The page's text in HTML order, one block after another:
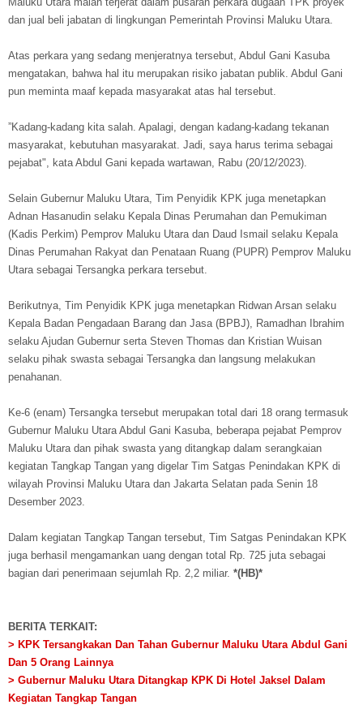
dan jual beli jabatan di lingkungan Pemerintah Provinsi Maluku Utara.
Atas perkara yang sedang menjeratnya tersebut, Abdul Gani Kasuba
mengatakan, bahwa hal itu merupakan risiko jabatan publik. Abdul Gani
pun meminta maaf kepada masyarakat atas hal tersebut.
”Kadang-kadang kita salah. Apalagi, dengan kadang-kadang tekanan
masyarakat, kebutuhan masyarakat. Jadi, saya harus terima sebagai
pejabat", kata Abdul Gani kepada wartawan, Rabu (20/12/2023).
Selain Gubernur Maluku Utara, Tim Penyidik KPK juga menetapkan
Adnan Hasanudin selaku Kepala Dinas Perumahan dan Pemukiman
(Kadis Perkim) Pemprov Maluku Utara dan Daud Ismail selaku Kepala
Dinas Perumahan Rakyat dan Penataan Ruang (PUPR) Pemprov Maluku
Utara sebagai Tersangka perkara tersebut.
Berikutnya, Tim Penyidik KPK juga menetapkan Ridwan Arsan selaku
Kepala Badan Pengadaan Barang dan Jasa (BPBJ), Ramadhan Ibrahim
selaku Ajudan Gubernur serta Steven Thomas dan Kristian Wuisan
selaku pihak swasta sebagai Tersangka dan langsung melakukan
penahanan.
Ke-6 (enam) Tersangka tersebut merupakan total dari 18 orang termasuk
Gubernur Maluku Utara Abdul Gani Kasuba, beberapa pejabat Pemprov
Maluku Utara dan pihak swasta yang ditangkap dalam serangkaian
kegiatan Tangkap Tangan yang digelar Tim Satgas Penindakan KPK di
wilayah Provinsi Maluku Utara dan Jakarta Selatan pada Senin 18
Desember 2023.
Dalam kegiatan Tangkap Tangan tersebut, Tim Satgas Penindakan KPK
juga berhasil mengamankan uang dengan total Rp. 725 juta sebagai
bagian dari penerimaan sejumlah Rp. 2,2 miliar. *(HB)*
BERITA TERKAIT:
> KPK Tersangkakan Dan Tahan Gubernur Maluku Utara Abdul Gani
Dan 5 Orang Lainnya
> Gubernur Maluku Utara Ditangkap KPK Di Hotel Jaksel Dalam
Kegiatan Tangkap Tangan